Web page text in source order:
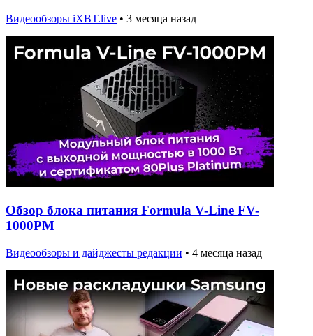
Видеообзоры iXBT.live • 3 месяца назад
Обзор блока питания Formula V-Line FV-
1000PM
Видеообзоры и дайджесты редакции • 4 месяца назад